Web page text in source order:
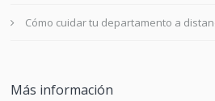
Cómo cuidar tu departamento a
Más información